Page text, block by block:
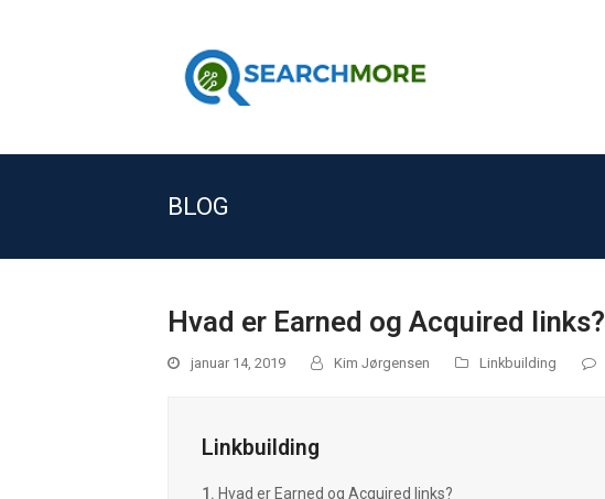
BLOG
Hvad er Earned og Acquired links?
januar 14, 2019 Kim Jørgensen Linkbuilding
Linkbuilding
1. Hvad er Earned og Acquired links?